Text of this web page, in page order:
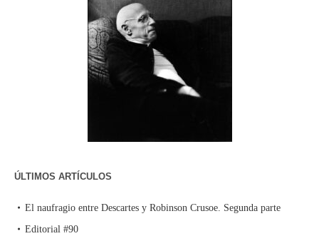
ÚLTIMOS ARTÍCULOS
El naufragio entre Descartes y Robinson Crusoe. Segunda parte
Editorial #90